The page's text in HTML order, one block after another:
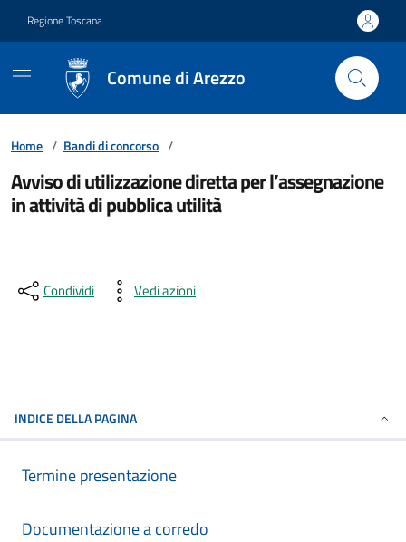
Regione Toscana
Comune di Arezzo
Home / Bandi di concorso /
Avviso di utilizzazione diretta per l’assegnazione
in attività di pubblica utilità
Condividi Vedi azioni
INDICE DELLA PAGINA
Termine presentazione
Documentazione a corredo